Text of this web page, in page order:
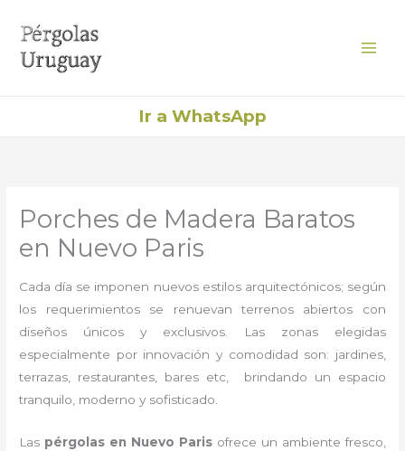
contenido
Ir a WhatsApp
Porches de Madera Baratos
en Nuevo Paris
Cada día se imponen nuevos estilos arquitectónicos; según
los requerimientos se renuevan terrenos abiertos con
diseños únicos y exclusivos. Las zonas elegidas
especialmente por innovación y comodidad son: jardines,
terrazas, restaurantes, bares etc, brindando un espacio
tranquilo, moderno y sofisticado.
Las pérgolas en Nuevo Paris ofrece un ambiente fresco,